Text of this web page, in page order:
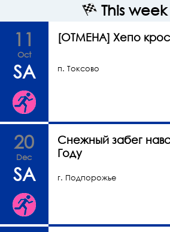
This week
11
Oct
SA
[ОТМЕНА] Хепо
п. Токсово
20
Dec
SA
Снежный забег
Году
г. Подпорожье